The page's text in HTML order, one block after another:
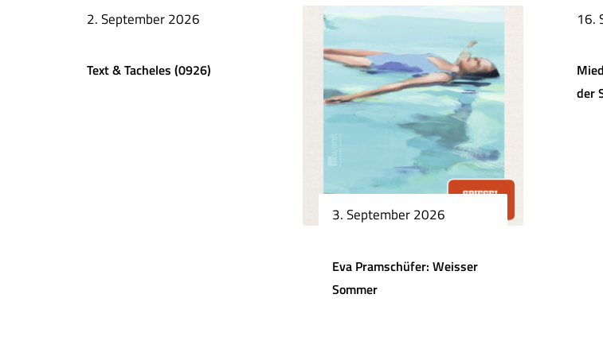
2. September 2026
Text & Tacheles (0926)
3. September 2026
Eva Pramschüfer: Weisser
Sommer
16.
der